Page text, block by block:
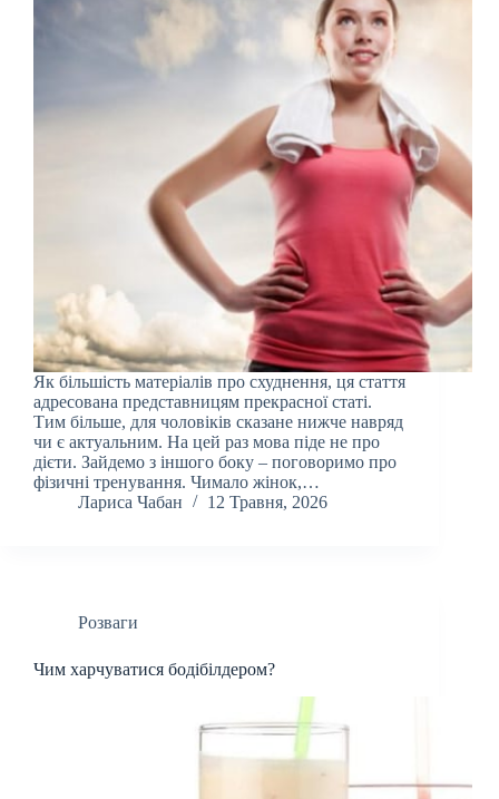
Як більшість матеріалів про схуднення, ця стаття
адресована представницям прекрасної статі.
Тим більше, для чоловіків сказане нижче навряд
чи є актуальним. На цей раз мова піде не про
дієти. Зайдемо з іншого боку – поговоримо про
фізичні тренування. Чимало жінок,…
Лариса Чабан
12 Травня, 2026
Розваги
Чим харчуватися бодібілдером?